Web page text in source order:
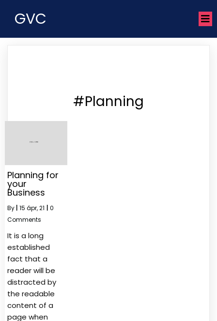
GVC
#Planning
Planning for
your
Business
By 15 ápr, 21
0
Comments
It is a long
established
fact that a
reader will be
distracted by
the readable
content of a
page when